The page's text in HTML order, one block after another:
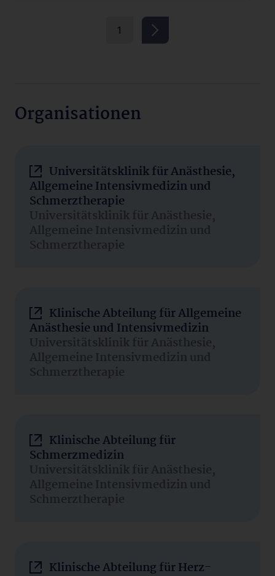
1
Organisationen
Universitätsklinik für Anästhesie,
Allgemeine Intensivmedizin und
Schmerztherapie
Universitätsklinik für Anästhesie,
Allgemeine Intensivmedizin und
Schmerztherapie
Klinische Abteilung für Allgemeine
Anästhesie und Intensivmedizin
Universitätsklinik für Anästhesie,
Allgemeine Intensivmedizin und
Schmerztherapie
Klinische Abteilung für
Schmerzmedizin
Universitätsklinik für Anästhesie,
Allgemeine Intensivmedizin und
Schmerztherapie
Klinische Abteilung für Herz-